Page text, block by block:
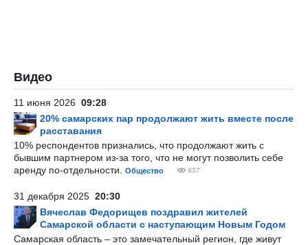
Видео
11 июня 2026 09:28
20% самарских пар продолжают жить вместе после
расставания
10% респондентов признались, что продолжают жить с
бывшим партнером из-за того, что не могут позволить себе
аренду по-отдельности.
Общество 837
31 декабря 2025 20:30
Вячеслав Федорищев поздравил жителей
Самарской области с наступающим Новым Годом
Самарская область – это замечательный регион, где живут